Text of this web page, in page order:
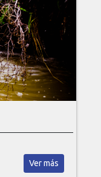
Ver más